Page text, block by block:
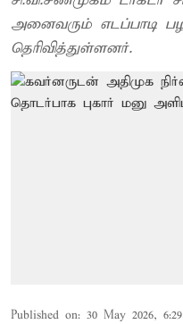
அனைவரும் எடப்பாடி
தெரிவித்துள்ளனர்.
Published on: 30 May 2026,